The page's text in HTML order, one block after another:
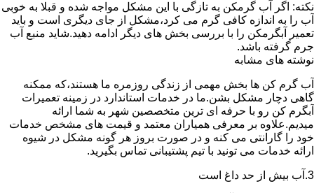
نکته: اگر آب گرمکن به تازگی با این مشکل مواجه شده و قبلا به خوبی
آب را به اندازه کافی گرم می کرد،مشکل از جای دیگری است و باید
تعمیر آبگرمکن را با بررسی بخش های دیگر ادامه دهید.شاید منبع آب
جرم گرفته باشد.
نوشته های مشابه
آب گرم کن ها بخش مهمی از زندگی روزمره ما هستند،که ممکنه
گاهی دچار مشکل بشن.ما در خدمات استاندارد در زمینه تعمیرات
آبگرم کن رو با حرفه ای ترین متخصصین شهر به شما ارائه
میدیم.علاوه بر معرفی همیاران معتمد و قیمت های مشخص خدمات
خود را گارانتی می کنه و در صورت بروز هر گونه مشکل در شیوه
ارائه خدمات می تونید با تیم پشتیبانی تماس بگیرید.
3.آب بیش از حد داغ است